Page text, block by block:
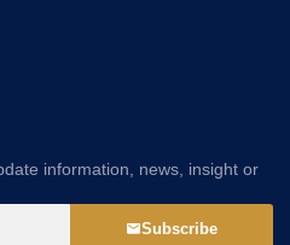
information, news, insight or
Subscribe